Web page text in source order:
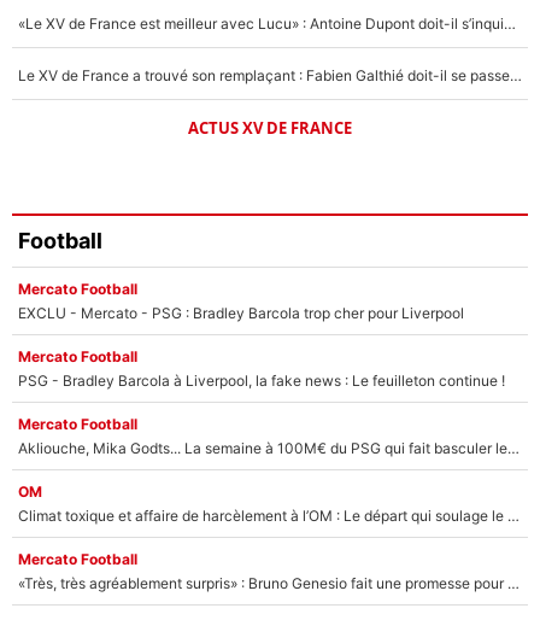
«Le XV de France est meilleur avec Lucu» : Antoine Dupont doit-il s’inquiéter pour sa place ?
Le XV de France a trouvé son remplaçant : Fabien Galthié doit-il se passer d'Antoine Dupont ?
ACTUS XV DE FRANCE
Football
Mercato Football
EXCLU - Mercato - PSG : Bradley Barcola trop cher pour Liverpool
Mercato Football
PSG - Bradley Barcola à Liverpool, la fake news : Le feuilleton continue !
Mercato Football
Akliouche, Mika Godts... La semaine à 100M€ du PSG qui fait basculer le mercato du PSG !
OM
Climat toxique et affaire de harcèlement à l’OM : Le départ qui soulage le vestiaire de Bruno Genesio
Mercato Football
«Très, très agréablement surpris» : Bruno Genesio fait une promesse pour la suite du mercato de l’OM et rassure les supporters